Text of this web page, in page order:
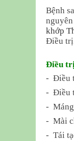
Bệnh
khớp
Điều trị
Điều trị
- Điều
- Điều
-
- Mài
- Tái